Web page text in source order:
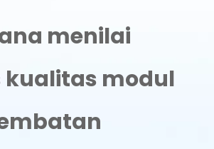
menilai
modul